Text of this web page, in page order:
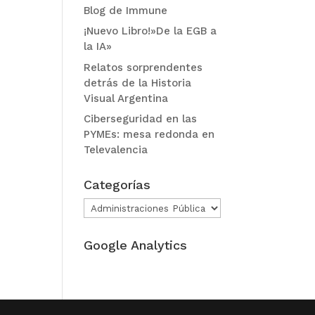
Blog de Immune
¡Nuevo Libro!»De la EGB a
la IA»
Relatos sorprendentes
detrás de la Historia
Visual Argentina
Ciberseguridad en las
PYMEs: mesa redonda en
Televalencia
Categorías
Categorías
Google Analytics